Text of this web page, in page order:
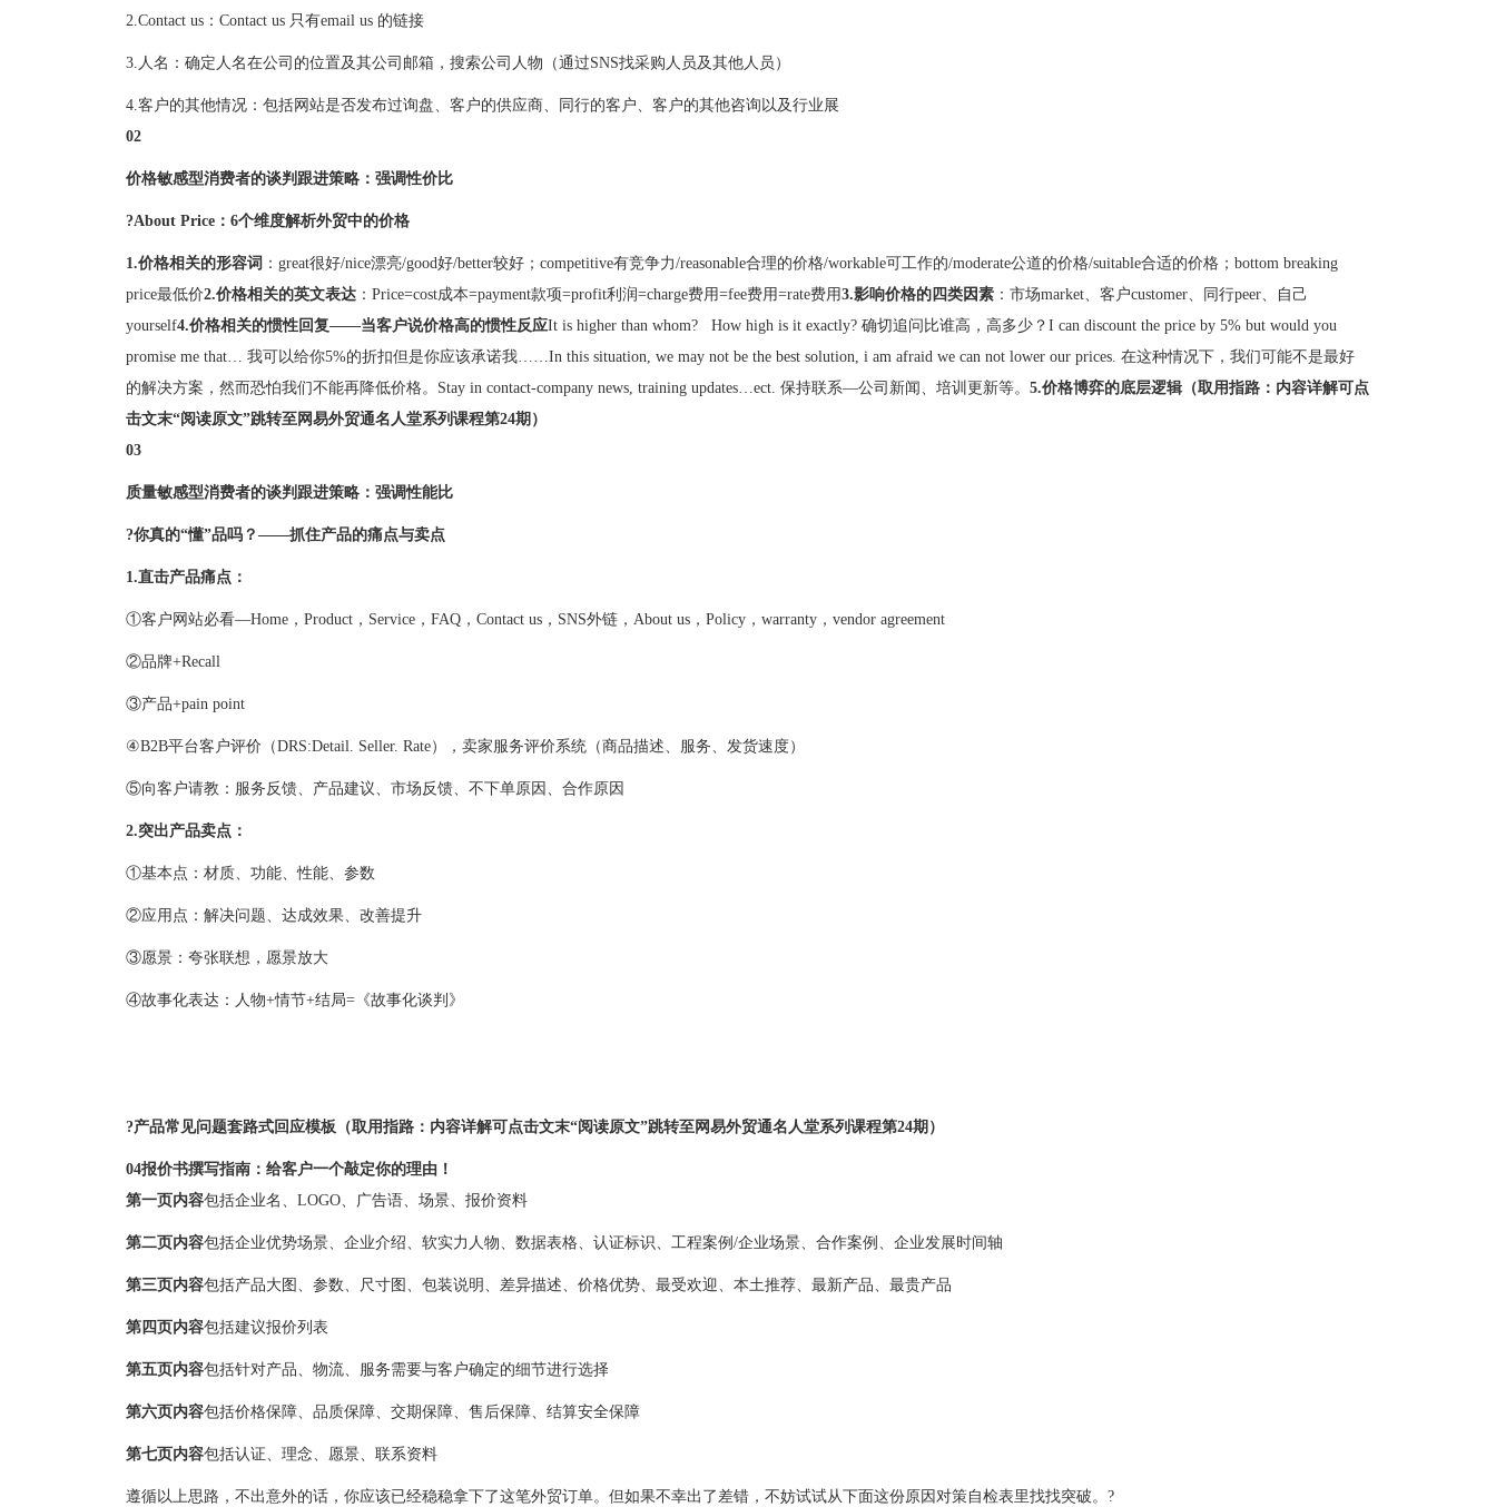
2.Contact us：Contact us 只有email us 的链接
3.人名：确定人名在公司的位置及其公司邮箱，搜索公司人物（通过SNS找采购人员及其他人员）
4.客户的其他情况：包括网站是否发布过询盘、客户的供应商、同行的客户、客户的其他咨询以及行业展
02
价格敏感型消费者的谈判跟进策略：强调性价比
?About Price：6个维度解析外贸中的价格
1.价格相关的形容词 ：great很好/nice漂亮/good好/better较好；competitive有竞争力/reasonable合理的价格/workable可工作的/moderate公道的价格/suitable合适的价格；bottom breaking
price最低价2.价格相关的英文表达 ：Price=cost成本=payment款项=profit利润=charge费用=fee费用=rate费用3.影响价格的四类因素 ：市场market、客户customer、同行peer、自己
yourself4.价格相关的惯性回复——当客户说价格高的惯性反应It is higher than whom? How high is it exactly? 确切追问比谁高，高多少？I can discount the price by 5% but would you
promise me that… 我可以给你5%的折扣但是你应该承诺我……In this situation, we may not be the best solution, i am afraid we can not lower our prices. 在这种情况下，我们可能不是最好
的解决方案，然而恐怕我们不能再降低价格。Stay in contact-company news, training updates…ect. 保持联系—公司新闻、培训更新等。5.价格博弈的底层逻辑（取用指路：内容详解可点
击文末“阅读原文”跳转至网易外贸通名人堂系列课程第24期）
03
质量敏感型消费者的谈判跟进策略：强调性能比
?你真的“懂”品吗？——抓住产品的痛点与卖点
1.直击产品痛点：
①客户网站必看—Home，Product，Service，FAQ，Contact us，SNS外链，About us，Policy，warranty，vendor agreement
②品牌+Recall
③产品+pain point
④B2B平台客户评价（DRS:Detail. Seller. Rate），卖家服务评价系统（商品描述、服务、发货速度）
⑤向客户请教：服务反馈、产品建议、市场反馈、不下单原因、合作原因
2.突出产品卖点：
①基本点：材质、功能、性能、参数
②应用点：解决问题、达成效果、改善提升
③愿景：夸张联想，愿景放大
④故事化表达：人物+情节+结局=《故事化谈判》
?产品常见问题套路式回应模板（取用指路：内容详解可点击文末“阅读原文”跳转至网易外贸通名人堂系列课程第24期）
04报价书撰写指南：给客户一个敲定你的理由！
第一页内容包括企业名、LOGO、广告语、场景、报价资料
第二页内容包括企业优势场景、企业介绍、软实力人物、数据表格、认证标识、工程案例/企业场景、合作案例、企业发展时间轴
第三页内容包括产品大图、参数、尺寸图、包装说明、差异描述、价格优势、最受欢迎、本土推荐、最新产品、最贵产品
第四页内容包括建议报价列表
第五页内容包括针对产品、物流、服务需要与客户确定的细节进行选择
第六页内容包括价格保障、品质保障、交期保障、售后保障、结算安全保障
第七页内容包括认证、理念、愿景、联系资料
遵循以上思路，不出意外的话，你应该已经稳稳拿下了这笔外贸订单。但如果不幸出了差错，不妨试试从下面这份原因对策自检表里找找突破。?